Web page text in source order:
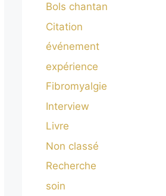
Bols chantan
Citation
événement
expérience
Fibromyalgie
Interview
Livre
Non classé
Recherche
soin